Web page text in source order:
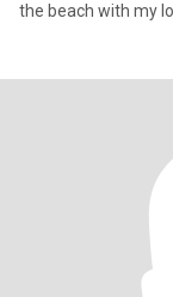
the beach with my